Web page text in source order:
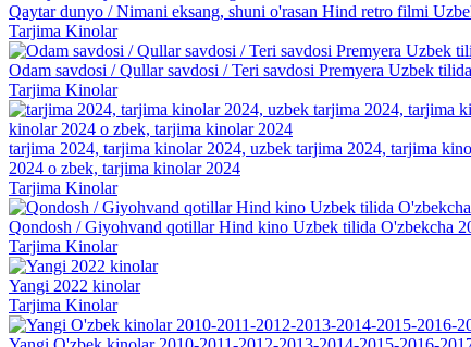
Qaytar dunyo / Nimani eksang, shuni o'rasan Hind retro filmi
Tarjima Kinolar
Odam savdosi / Qullar savdosi / Teri savdosi Premyera Uzbek
Tarjima Kinolar
tarjima 2024, tarjima kinolar 2024, uzbek tarjima 2024, tarjima
2024 o zbek, tarjima kinolar 2024
Tarjima Kinolar
Qondosh / Giyohvand qotillar Hind kino Uzbek tilida O'zbekcha
Tarjima Kinolar
Yangi 2022 kinolar
Tarjima Kinolar